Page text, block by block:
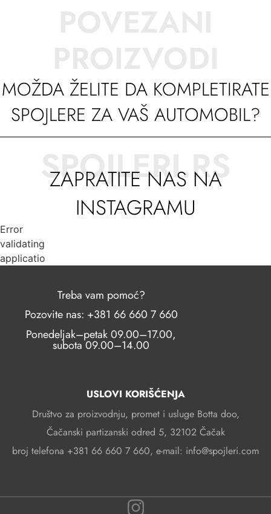
MOŽDA ŽELITE DA KOMPLETIRATE
SPOJLERE ZA VAŠ AUTOMOBIL?
SPOJLERI.RS
ZAPRATITE NAS NA
INSTAGRAMU
Error
validating
application
USLOVI KORIŠĆENJA
Društvo za proizvodnju, promet i usluge Botta doo,
Čačanski partizanski odred 5, 32102 Čačak
broj telefona +381 66 660 7 660, e-mail: info@spojleri.com
Treba vam pomoć?
Pozovite nas: +381 66 660 7 660
Ponedeljak–petak 09.00–17.00,
subota 09.00–14.00